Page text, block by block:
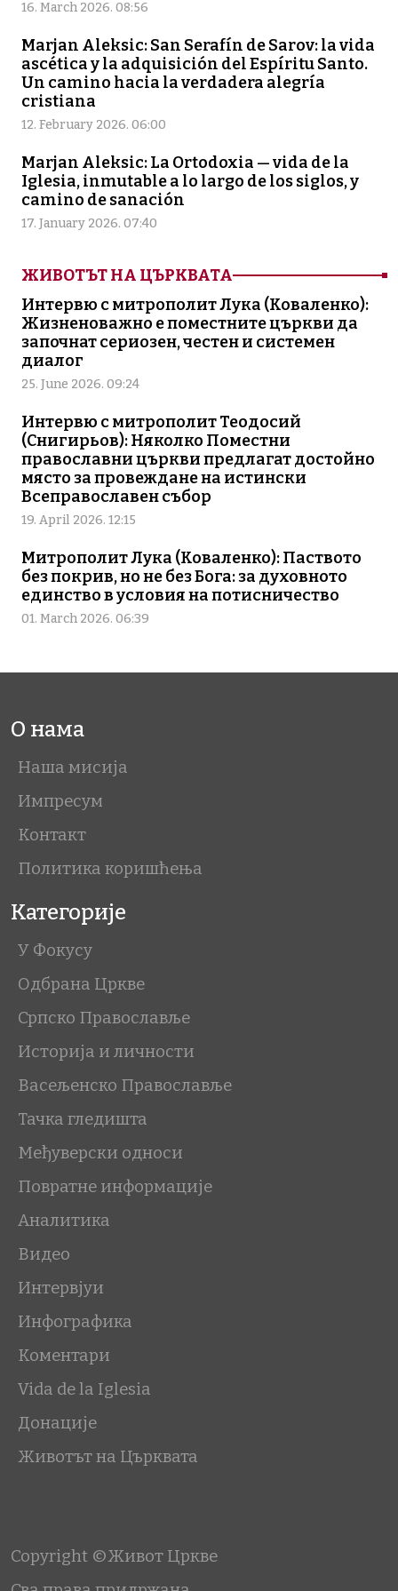
16. March 2026. 08:56
Marjan Aleksic: San Serafín de Sarov: la vida
ascética y la adquisición del Espíritu Santo.
Un camino hacia la verdadera alegría
cristiana
12. February 2026. 06:00
Marjan Aleksic: La Ortodoxia — vida de la
Iglesia, inmutable a lo largo de los siglos, y
camino de sanación
17. January 2026. 07:40
ЖИВОТЪТ НА ЦЪРКВАТА
Интервю с митрополит Лука (Коваленко):
Жизненоважно е поместните църкви да
започнат сериозен, честен и системен
диалог
25. June 2026. 09:24
Интервю с митрополит Теодосий
(Снигирьов): Няколко Поместни
православни църкви предлагат достойно
място за провеждане на истински
Всеправославен събор
19. April 2026. 12:15
Митрополит Лука (Коваленко): Паството
без покрив, но не без Бога: за духовното
единство в условия на потисничество
01. March 2026. 06:39
О нама
Наша мисија
Импресум
Контакт
Политика коришћења
Категорије
У Фокусу
Одбрана Цркве
Српско Православље
Историја и личности
Васељенско Православље
Тачка гледишта
Међуверски односи
Повратне информације
Аналитика
Видео
Интервјуи
Инфографика
Коментари
Vida de la Iglesia
Донације
Животът на Църквата
Copyright ©Живот Цркве